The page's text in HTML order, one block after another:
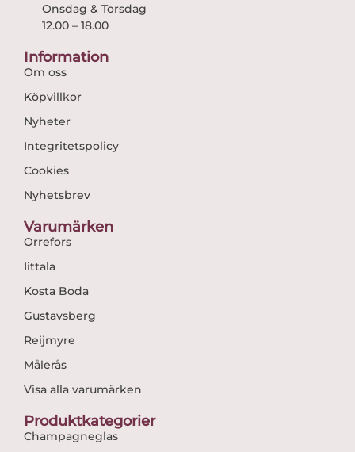
Onsdag & Torsdag
12.00 – 18.00
Information
Om oss
Köpvillkor
Nyheter
Integritetspolicy
Cookies
Nyhetsbrev
Varumärken
Orrefors
Iittala
Kosta Boda
Gustavsberg
Reijmyre
Målerås
Visa alla varumärken
Produktkategorier
Champagneglas